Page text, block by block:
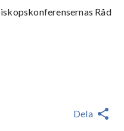
Råd
Dela